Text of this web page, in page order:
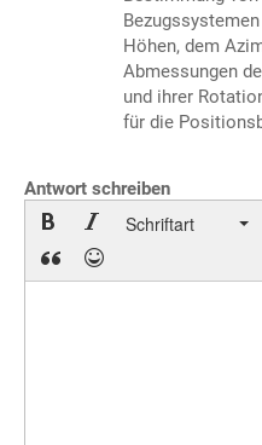
Höhen, dem
Abmessungen
und ihrer
für die
Antwort schreiben
Schriftart